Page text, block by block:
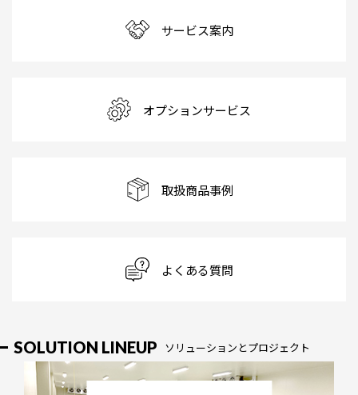
サービス案内
オプションサービス
取扱商品事例
よくある質問
SOLUTION LINEUP ソリューションとプロジェクト